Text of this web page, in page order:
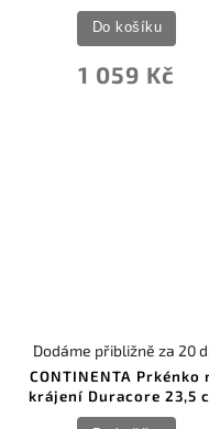
1 059 Kč
Do košíku
CONTINENTA Prkénko
krájení Duracore 23,5
Dodáme přibližně za 20